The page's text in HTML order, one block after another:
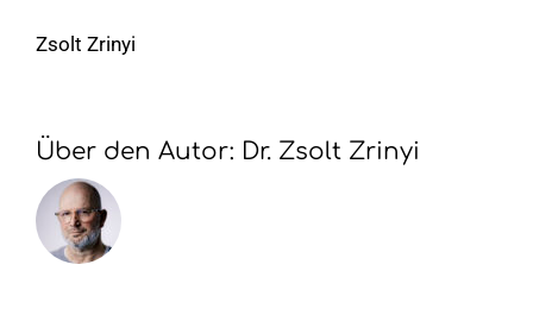
Zsolt Zrinyi
Über den Autor: Dr. Zsolt Zrinyi